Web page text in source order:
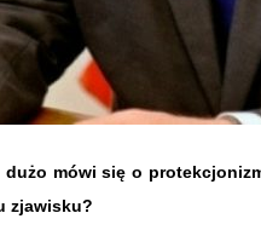
dużo mówi się o
zjawisku?